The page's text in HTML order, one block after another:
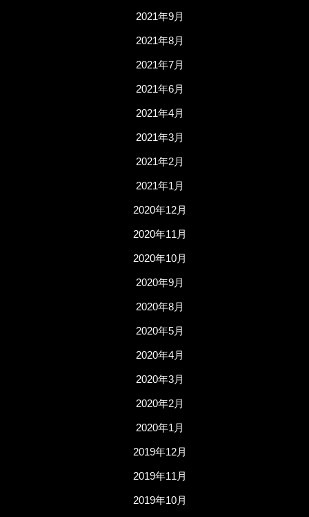
2021年9月
2021年8月
2021年7月
2021年6月
2021年4月
2021年3月
2021年2月
2021年1月
2020年12月
2020年11月
2020年10月
2020年9月
2020年8月
2020年5月
2020年4月
2020年3月
2020年2月
2020年1月
2019年12月
2019年11月
2019年10月